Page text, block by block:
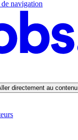
navigation
directement au contenu